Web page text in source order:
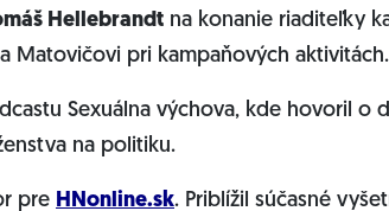
Hellebrandt na konanie riaditeľky
Matovičovi pri kampaňových aktivitách.
Sexuálna výchova, kde hovoril o
na politiku.
pre HNonline.sk. Priblížil súčasné